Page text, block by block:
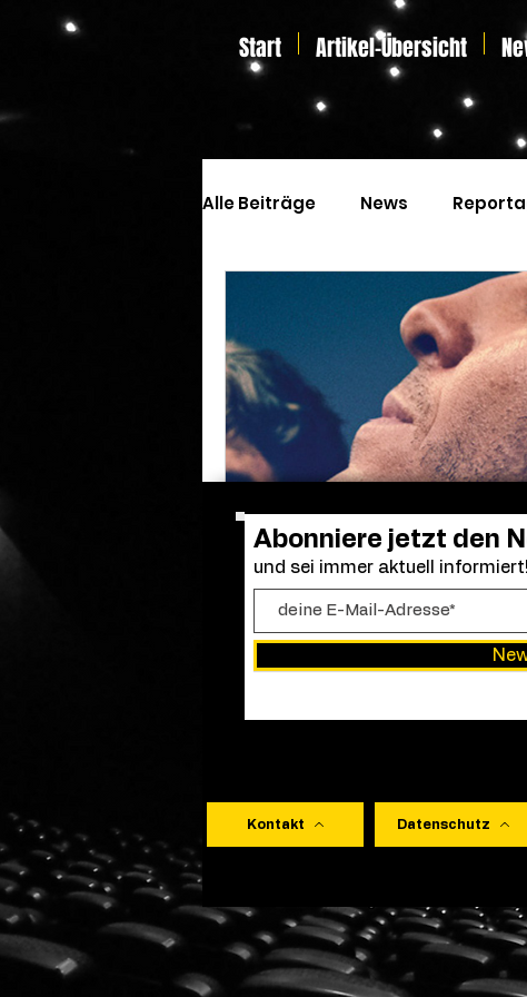
Start Artikel-Übersicht
Alle Beiträge News
Specials
Abonniere jetzt den
und sei immer aktuell informiert!
Kontakt Datenschutz